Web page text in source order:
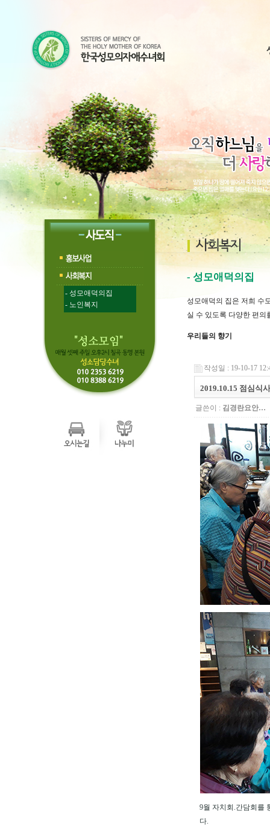
- 성모애덕의집
- 노인복지
- 성모애덕의집
성모애덕의 집은 저희 수
실 수 있도록 다양한 편의
우리들의 향기
작성일 : 19-10-17
2019.10.15 점심식
글쓴이 : 김경란요안…
9월 자치회.간담회를
다.